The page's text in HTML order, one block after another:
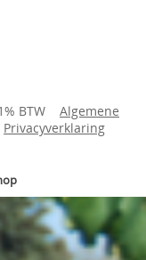
BTW
Algemene
Privacyverklaring